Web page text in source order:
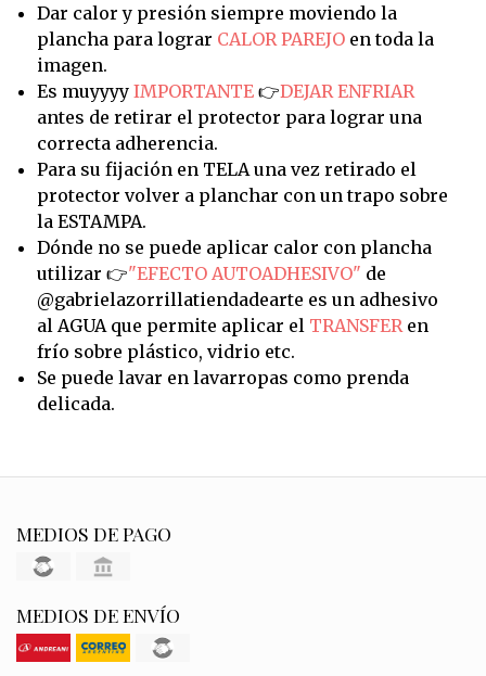
Dar calor y presión siempre moviendo la
plancha para lograr CALOR PAREJOen toda la
imagen.
Es muyyyy IMPORTANTE👉DEJAR ENFRIAR
antes de retirar el protector para lograr una
correcta adherencia.
Para su fijación en TELA una vez retirado el
protector volver a planchar con un trapo sobre
la ESTAMPA.
Dónde no se puede aplicar calor con plancha
utilizar 👉"EFECTO AUTOADHESIVO" de
@gabrielazorrillatiendadearte es un adhesivo
al AGUA que permite aplicar el TRANSFERen
frío sobre plástico, vidrio etc.
Se puede lavar en lavarropas como prenda
delicada.
MEDIOS DE PAGO
MEDIOS DE ENVÍO